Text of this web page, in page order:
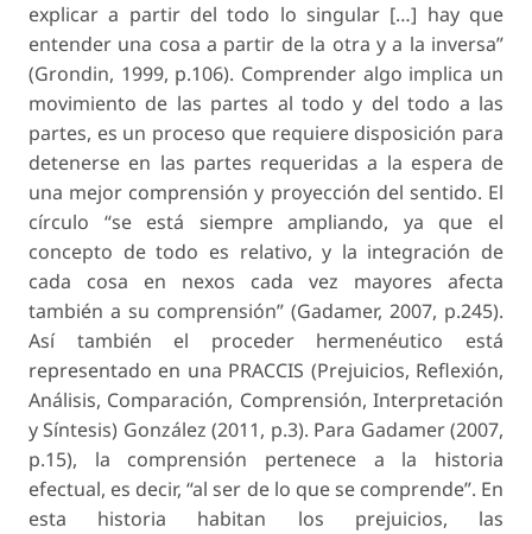
explicar a partir del todo lo singular […] hay que
entender una cosa a partir de la otra y a la inversa”
(Grondin, 1999, p.106). Comprender algo implica un
movimiento de las partes al todo y del todo a las
partes, es un proceso que requiere disposición para
detenerse en las partes requeridas a la espera de
una mejor comprensión y proyección del sentido. El
círculo “se está siempre ampliando, ya que el
concepto de todo es relativo, y la integración de
cada cosa en nexos cada vez mayores afecta
también a su comprensión” (Gadamer, 2007, p.245).
Así también el proceder hermenéutico está
representado en una PRACCIS (Prejuicios, Reflexión,
Análisis, Comparación, Comprensión, Interpretación
y Síntesis) González (2011, p.3). Para Gadamer (2007,
p.15), la comprensión pertenece a la historia
efectual, es decir, “al ser de lo que se comprende”. En
esta historia habitan los prejuicios, las